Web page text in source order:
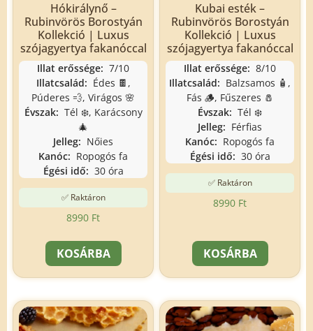
Hókirálynő –
Rubinvörös Borostyán
Kollekció | Luxus
szójagyertya fakanóccal
Illat erőssége: 7/10
Illatcsalád: Édes 🍫,
Púderes 💨, Virágos 🌸
Évszak: Tél ❄️, Karácsony
🎄
Jelleg: Nőies
Kanóc: Ropogós fa
Égési idő: 30 óra
✅ Raktáron
8990 Ft
KOSÁRBA
Kubai esték –
Rubinvörös Borostyán
Kollekció | Luxus
szójagyertya fakanóccal
Illat erőssége: 8/10
Illatcsalád: Balzsamos 🧴,
Fás 🪵, Fűszeres 🧂
Évszak: Tél ❄️
Jelleg: Férfias
Kanóc: Ropogós fa
Égési idő: 30 óra
✅ Raktáron
8990 Ft
KOSÁRBA